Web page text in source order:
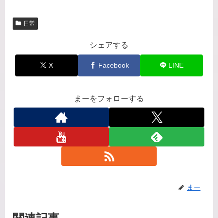
日常
シェアする
X Facebook LINE
まーをフォローする
まー